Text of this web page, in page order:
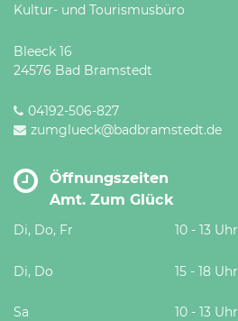
Kultur- und Tourismusbüro
Bleeck 16
24576 Bad Bramstedt
04192-506-827
zumglueck@badbramstedt.de
Öffnungszeiten
Amt. Zum Glück
Di, Do, Fr 10 - 13 Uhr
Di, Do 15 - 18 Uhr
Sa
10 - 13 Uhr